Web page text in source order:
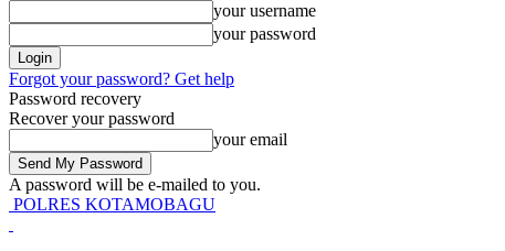
your username
your password
Forgot your password? Get help
Password recovery
Recover your password
your email
A password will be e-mailed to you.
POLRES KOTAMOBAGU